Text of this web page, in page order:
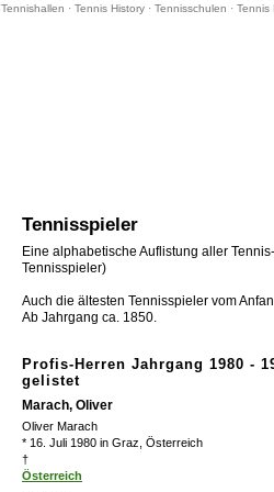
Tennishallen · Tennis History· Tennisschulen · Tennis
Tennisspieler
Eine alphabetische Auflistung aller
Tennisspieler)
Auch die ältesten Tennisspieler vom
Ab Jahrgang ca. 1850.
Profis-Herren Jahrgang 1980 -
gelistet
Marach, Oliver
Oliver Marach
* 16. Juli 1980 in Graz, Österreich
†
Österreich